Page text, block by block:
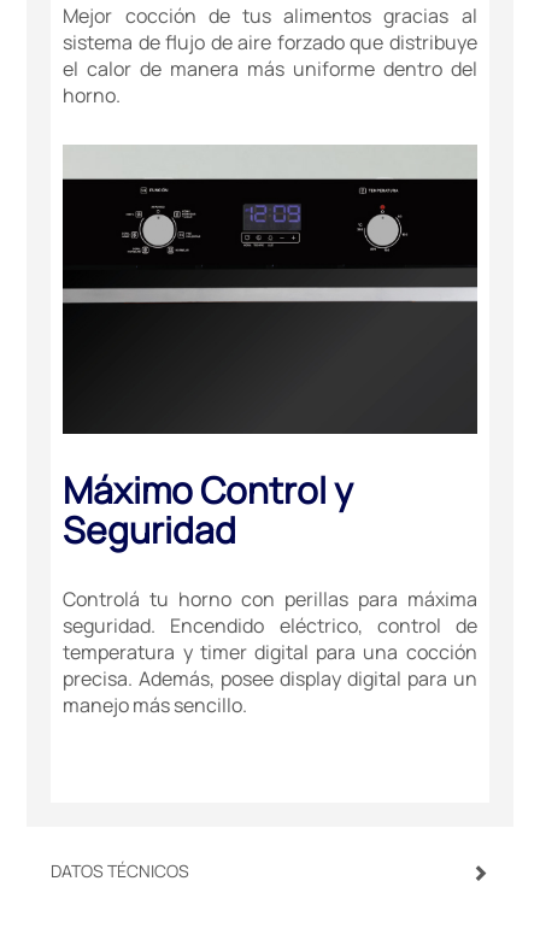
Mejor cocción de tus alimentos gracias al
sistema de flujo de aire forzado que distribuye
el calor de manera más uniforme dentro del
horno.
Máximo Control y
Seguridad
Controlá tu horno con perillas para máxima
seguridad. Encendido eléctrico, control de
temperatura y timer digital para una cocción
precisa. Además, posee display digital para un
manejo más sencillo.
DATOS TÉCNICOS